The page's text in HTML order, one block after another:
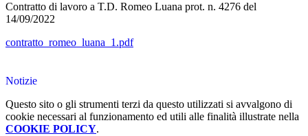
Contratto di lavoro a T.D. Romeo Luana prot. n. 4276 del
14/09/2022
contratto_romeo_luana_1.pdf
Notizie
Questo sito o gli strumenti terzi da questo utilizzati si avvalgono di
cookie necessari al funzionamento ed utili alle finalità illustrate nella
COOKIE POLICY.